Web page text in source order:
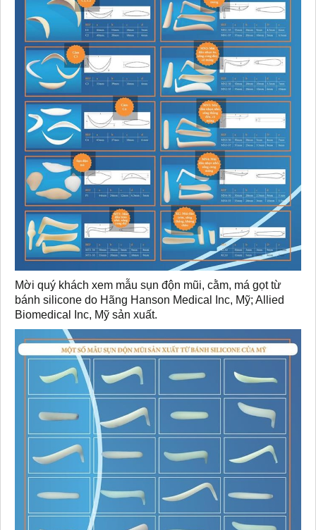
Mời quý khách xem mẫu sụn độn mũi, cằm, má gọt từ
bánh silicone do Hãng Hanson Medical Inc, Mỹ; Allied
Biomedical Inc, Mỹ sản xuất.